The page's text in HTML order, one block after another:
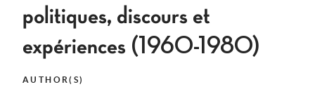
politiques, discours et
expériences (1960-1980)
AUTHOR(S)